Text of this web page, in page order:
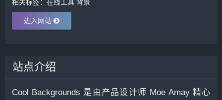
相关标签： 在线工具 背景
进入网站
站点介绍
Cool Backgrounds 是由产品设计师 Moe Amay 精心